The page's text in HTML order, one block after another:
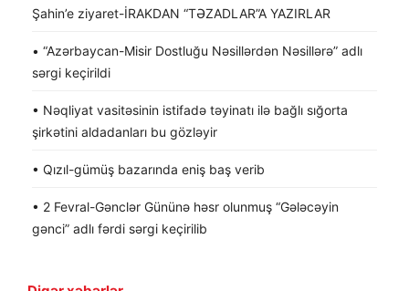
Şahin’e ziyaret-İRAKDAN “TƏZADLAR”A YAZIRLAR
• “Azərbaycan-Misir Dostluğu Nəsillərdən Nəsillərə” adlı
sərgi keçirildi
• Nəqliyat vasitəsinin istifadə təyinatı ilə bağlı sığorta
şirkətini aldadanları bu gözləyir
• Qızıl-gümüş bazarında eniş baş verib
• 2 Fevral-Gənclər Gününə həsr olunmuş “Gələcəyin
gənci” adlı fərdi sərgi keçirilib